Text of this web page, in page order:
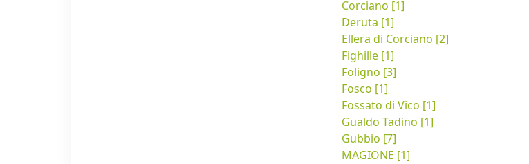
Corciano [1]
Deruta [1]
Ellera di Corciano [2]
Fighille [1]
Foligno [3]
Fosco [1]
Fossato di Vico [1]
Gualdo Tadino [1]
Gubbio [7]
MAGIONE [1]